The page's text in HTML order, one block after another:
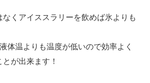
くアイススラリーを飲めば氷よりも
体温よりも温度が低いので効率よく
が出来ます！